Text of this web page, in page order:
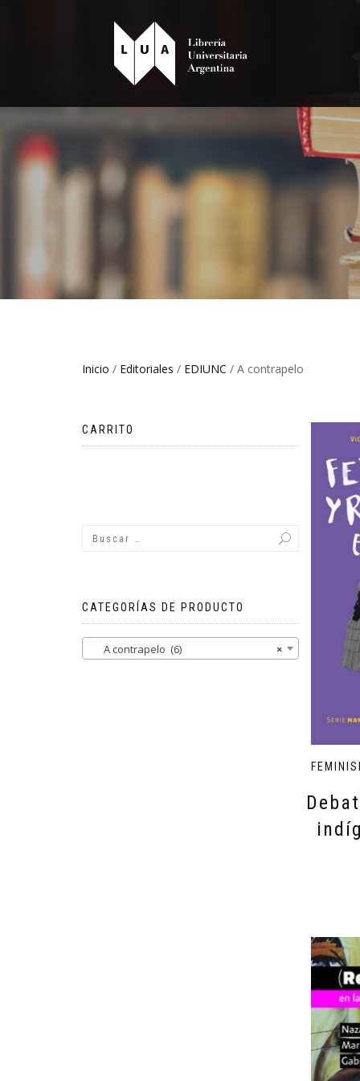
Inicio / Editoriales / EDIUNC / A contrapelo
CARRITO
CATEGORÍAS DE PRODUCTO
×
A contrapelo (6)